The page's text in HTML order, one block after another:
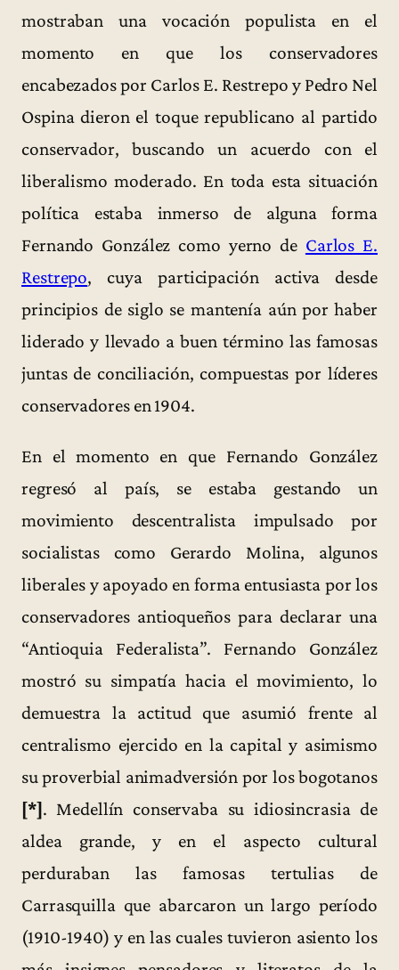
mostraban una vocación populista en el
momento en que los conservadores
encabezados por Carlos E. Restrepo y Pedro Nel
Ospina dieron el toque republicano al partido
conservador, buscando un acuerdo con el
liberalismo moderado. En toda esta situación
política estaba inmerso de alguna forma
Fernando González como yerno de Carlos E.
Restrepo, cuya participación activa desde
principios de siglo se mantenía aún por haber
liderado y llevado a buen término las famosas
juntas de conciliación, compuestas por líderes
conservadores en 1904.
En el momento en que Fernando González
regresó al país, se estaba gestando un
movimiento descentralista impulsado por
socialistas como Gerardo Molina, algunos
liberales y apoyado en forma entusiasta por los
conservadores antioqueños para declarar una
“Antioquia Federalista”. Fernando González
mostró su simpatía hacia el movimiento, lo
demuestra la actitud que asumió frente al
centralismo ejercido en la capital y asimismo
su proverbial animadversión por los bogotanos
[*]. Medellín conservaba su idiosincrasia de
aldea grande, y en el aspecto cultural
perduraban las famosas tertulias de
Carrasquilla que abarcaron un largo período
(1910-1940) y en las cuales tuvieron asiento los